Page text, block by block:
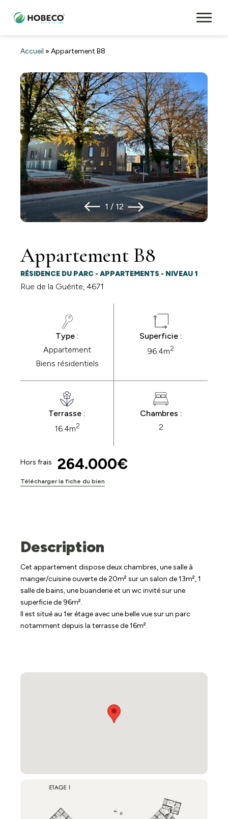
Accueil » Appartement B8
1 /12
Appartement B8
RÉSIDENCE DU PARC - APPARTEMENTS - NIVEAU 1
Rue de la Guérite, 4671
Type :
Appartement
Biens résidentiels
Superficie :
96.4m2
Terrasse :
16.4m2
Chambres :
2
Hors frais 264.000€
Télécharger la fiche du bien
Description
Cet appartement dispose deux chambres, une salle à
manger/cuisine ouverte de 20m² sur un salon de 13m², 1
salle de bains, une buanderie et un wc invité sur une
superficie de 96m².
Il est situé au 1er étage avec une belle vue sur un parc
notamment depuis la terrasse de 16m².